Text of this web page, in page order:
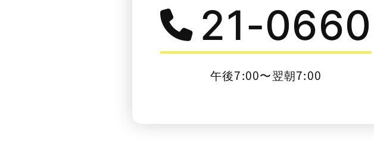
21-0660
午後7:00〜翌朝7:00